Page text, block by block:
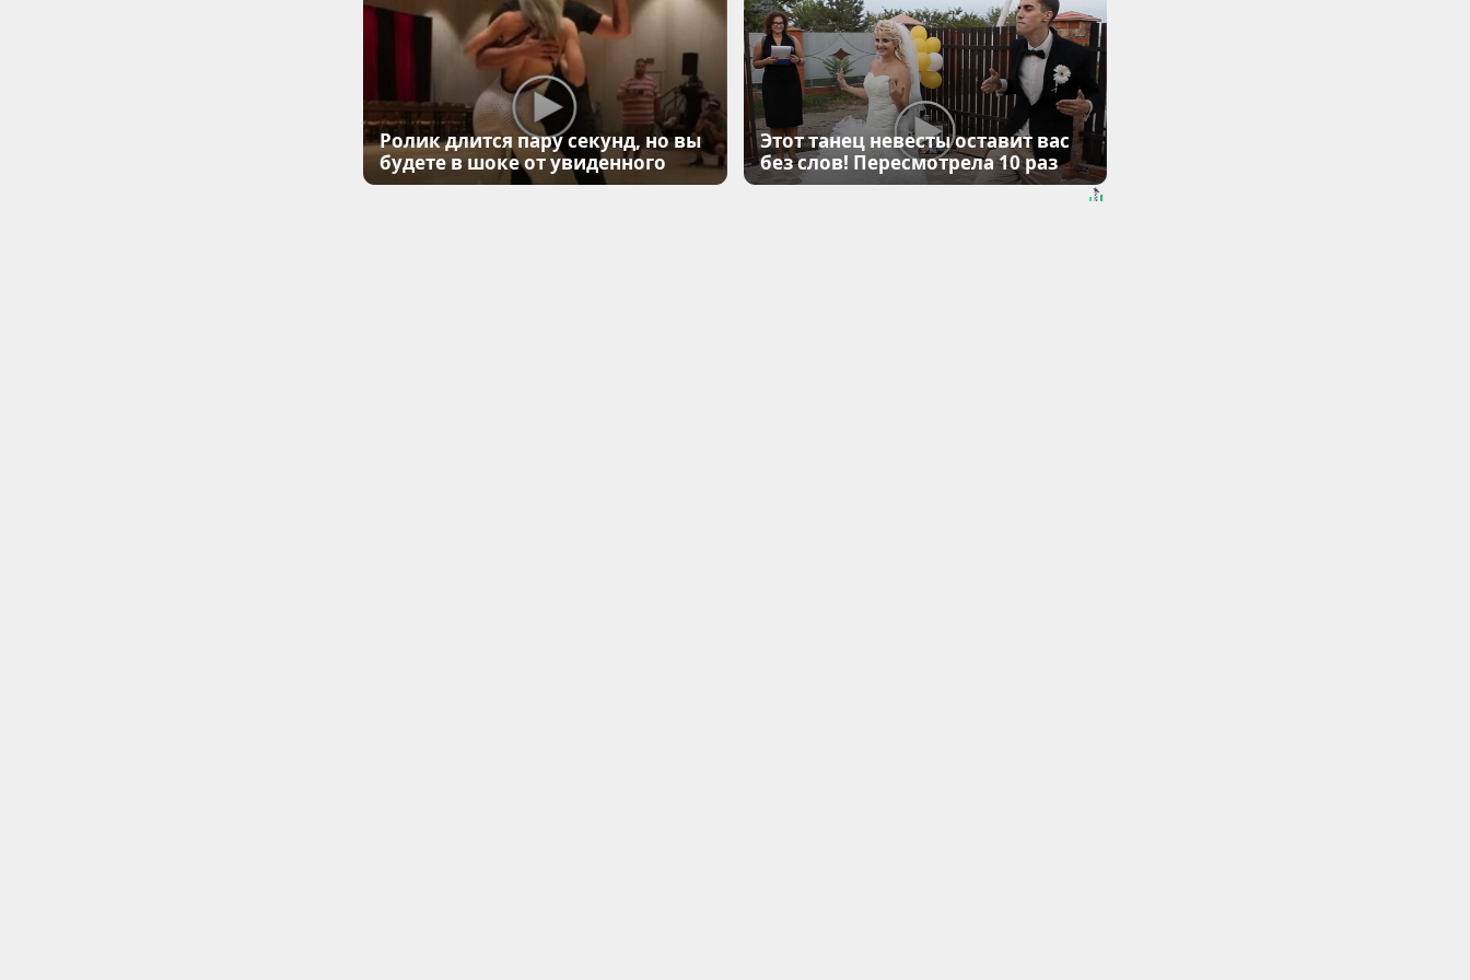
Ролик длится пару секунд, но вы
будете в шоке от увиденного
Этот танец невесты оставит вас
без слов! Пересмотрела 10 раз